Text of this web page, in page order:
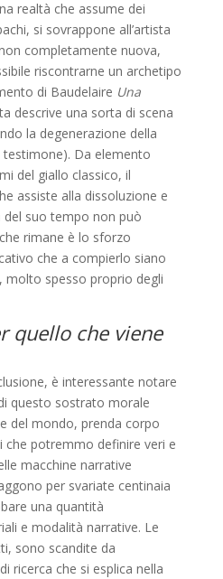
realtà che assume dei
si sovrappone all’artista
completamente nuova,
riscontrarne un archetipo
di Baudelaire Una
descrive una sorta di scena
la degenerazione della
Da elemento
del giallo classico, il
assiste alla dissoluzione e
del suo tempo non può
rimane è lo sforzo
che a compierlo siano
molto spesso proprio degli
quello che viene
è interessante notare
questo sostrato morale
del mondo, prenda corpo
che potremmo definire veri e
macchine narrative
per svariate centinaia
una quantità
e modalità narrative. Le
sono scandite da
ricerca che si esplica nella